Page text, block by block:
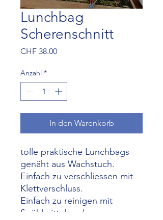
Lunchbag
Scherenschnitt
CHF 38.00Preis
Anzahl *
In den Warenkorb
tolle praktische Lunchbags
genäht aus Wachstuch.
Einfach zu verschliessen mit
Klettverschluss.
Einfach zu reinigen mit
Spühlmittel und warmem